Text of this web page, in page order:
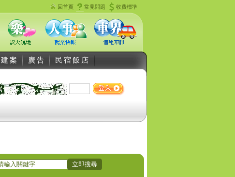
收費標準
常見問題
回首頁
建案 廣告 民宿飯店